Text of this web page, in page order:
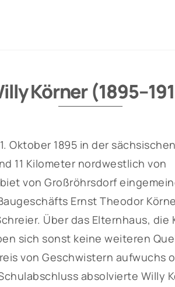
Körner
Oktober 1895 in der sächsischen
11 Kilometer nordwestlich von
von Großröhrsdorf
Ernst Theodor
Über das Elternhaus, die
sich sonst keine weiteren
von Geschwistern aufwuchs
absolvierte Willy